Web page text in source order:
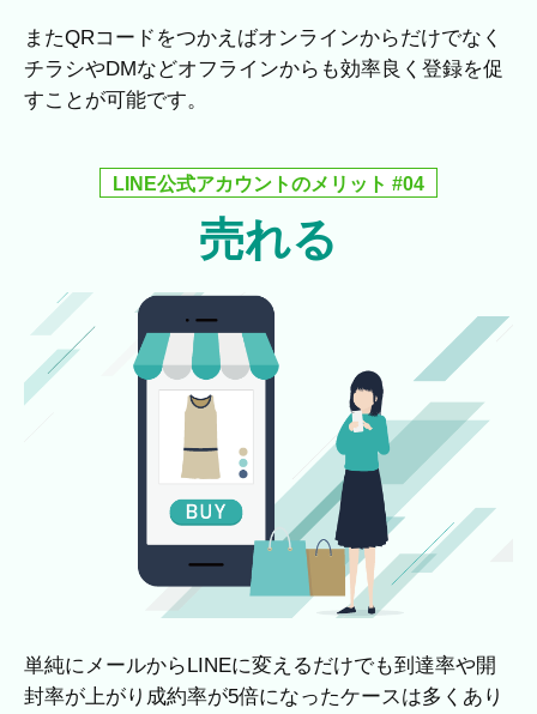
またQRコードをつかえばオンラインからだけでなく
チラシやDMなどオフラインからも効率良く登録を促
すことが可能です。
LINE公式アカウントのメリット #04
売れる
単純にメールからLINEに変えるだけでも到達率や開
封率が上がり成約率が5倍になったケースは多くあり